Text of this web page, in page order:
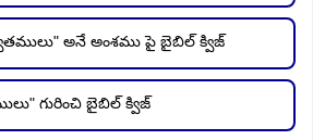
అనే అంశము పై బైబిల్ క్విజ్
గురించి బైబిల్ క్విజ్